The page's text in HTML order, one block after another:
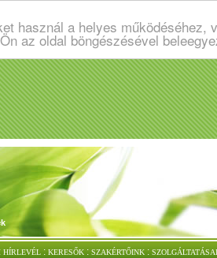
használ a helyes
az oldal böngészésével
: HÍRLEVÉL : KERESŐK : SZAKÉRTŐINK :